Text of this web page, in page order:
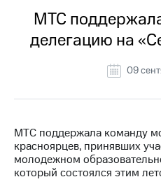
История
компании
Руководство
Контакты
Медиа-центр
Пресс-
релизы
о технологиях
МТС
делегацию на
09
МТС поддержала команду
красноярцев, принявших
молодежном
который состоялся этим